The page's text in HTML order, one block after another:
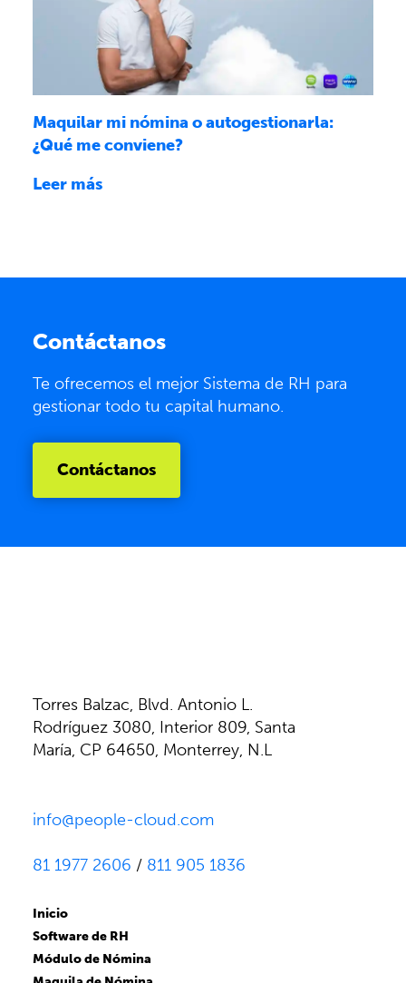
Maquilar mi nómina o autogestionarla:
¿Qué me conviene?
Leer más
Contáctanos
Te ofrecemos el mejor Sistema de RH para
gestionar todo tu capital humano.
Contáctanos
Torres Balzac, Blvd. Antonio L.
Rodríguez 3080, Interior 809, Santa
María, CP 64650, Monterrey, N.L
info@people-cloud.com
81 1977 2606 / 811 905 1836
Inicio
Software de RH
Módulo de Nómina